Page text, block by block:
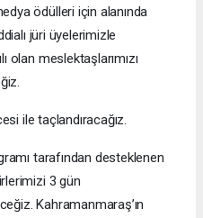
ödülleri için alanında
jüri üyelerimizle
olan meslektaşlarımızı
ile taçlandıracağız.
tarafından desteklenen
3 gün
Kahramanmaraş’ın